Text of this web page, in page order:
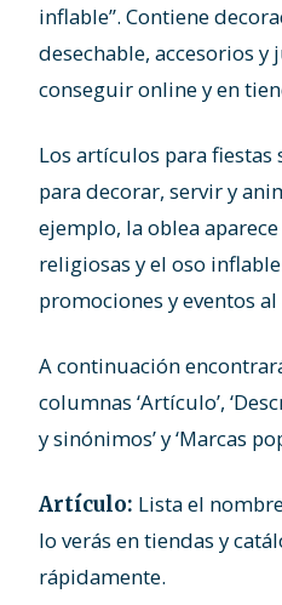
inflable”. Contiene
desechable, accesorios y
conseguir online y en
Los artículos para
para decorar, servir y
ejemplo, la oblea
religiosas y el oso
promociones y eventos
A continuación
columnas ‘Artículo’,
y sinónimos’ y ‘Marcas
Artículo: Lista el
lo verás en tiendas y
rápidamente.